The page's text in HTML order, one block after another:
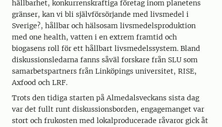
hållbarhet, konkurrenskraftiga företag inom planetens
gränser, kan vi bli självförsörjande med livsmedel i
Sverige?, hållbar och hälsosam livsmedelsproduktion
med one health, vatten i en extrem framtid och
biogasens roll för ett hållbart livsmedelssystem. Bland
diskussionsledarna fanns såväl forskare från SLU som
samarbetspartners från Linköpings universitet, RISE,
Axfood och LRF.
Trots den tidiga starten på Almedalsveckans sista dag
var det fullt runt diskussionsborden, engagemanget var
stort och frukosten med lokalproducerade råvaror gick åt